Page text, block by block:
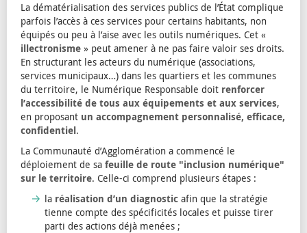
La dématérialisation des services publics de l’État complique
parfois l’accès à ces services pour certains habitants, non
équipés ou peu à l’aise avec les outils numériques. Cet «
illectronisme » peut amener à ne pas faire valoir ses droits.
En structurant les acteurs du numérique (associations,
services municipaux…) dans les quartiers et les communes
du territoire, le Numérique Responsable doit renforcer
l’accessibilité de tous aux équipements et aux services,
en proposant un accompagnement personnalisé, efficace,
confidentiel.
La Communauté d’Agglomération a commencé le
déploiement de sa feuille de route "inclusion numérique"
sur le territoire. Celle-ci comprend plusieurs étapes :
la réalisation d’un diagnostic afin que la stratégie
tienne compte des spécificités locales et puisse tirer
parti des actions déjà menées ;